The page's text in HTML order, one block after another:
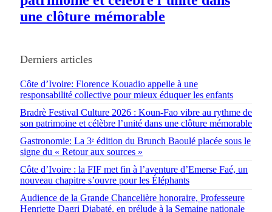
une clôture mémorable
Derniers articles
Côte d’Ivoire: Florence Kouadio appelle à une
responsabilité collective pour mieux éduquer les enfants
Bradrè Festival Culture 2026 : Koun-Fao vibre au rythme de
son patrimoine et célèbre l’unité dans une clôture mémorable
Gastronomie: La 3ᵉ édition du Brunch Baoulé placée sous le
signe du « Retour aux sources »
Côte d’Ivoire : la FIF met fin à l’aventure d’Emerse Faé, un
nouveau chapitre s’ouvre pour les Éléphants
Audience de la Grande Chancelière honoraire, Professeure
Henriette Dagri Diabaté, en prélude à la Semaine nationale